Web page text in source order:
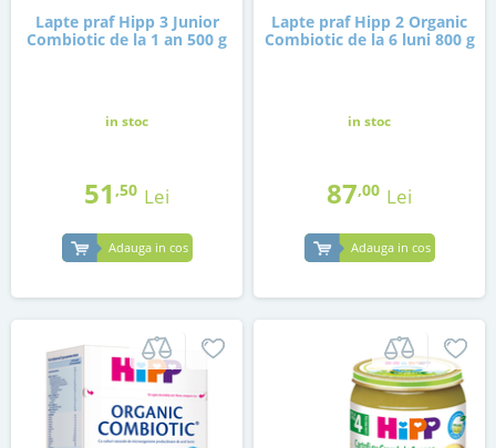
Lapte praf Hipp 3 Junior
Combiotic de la 1 an 500 g
in stoc
51 ,50 Lei
Adauga in cos
Lapte praf Hipp 2 Organic
Combiotic de la 6 luni 800 g
in stoc
87,00 Lei
Adauga in cos